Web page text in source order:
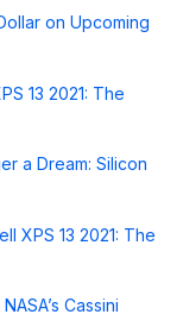
on Upcoming
13 2021: The
a Dream: Silicon
XPS 13 2021: The
Cassini